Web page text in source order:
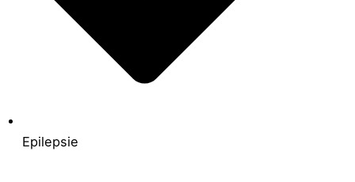
Epilepsie